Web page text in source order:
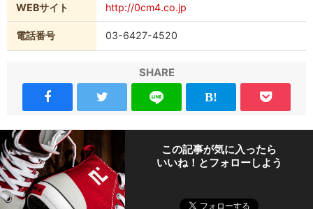
WEBサイト http://0cm4.co.jp
電話番号 03-6427-4520
SHARE
この記事が気に入ったら
いいね！とフォローしよう